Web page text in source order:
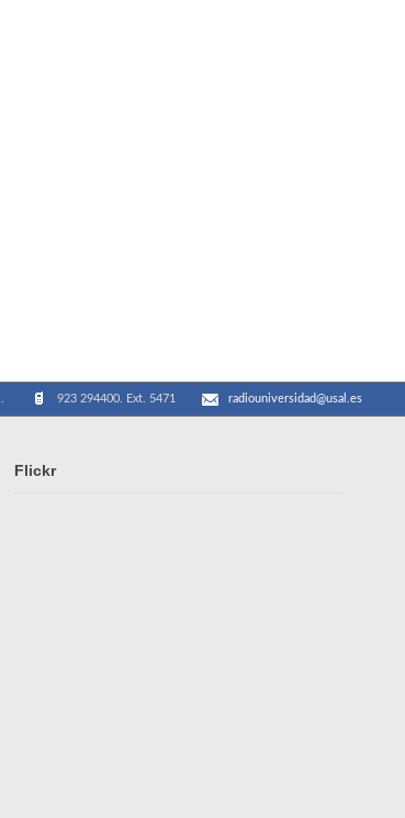
923 294400. Ext. 5471 radiouniversidad@usal.es
Flickr